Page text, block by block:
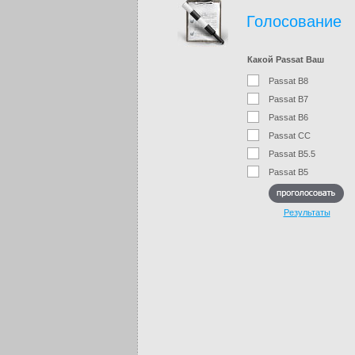
Голосование
Какой Passat Ваш
Passat B8
Passat B7
Passat B6
Passat CC
Passat B5.5
Passat B5
Результаты